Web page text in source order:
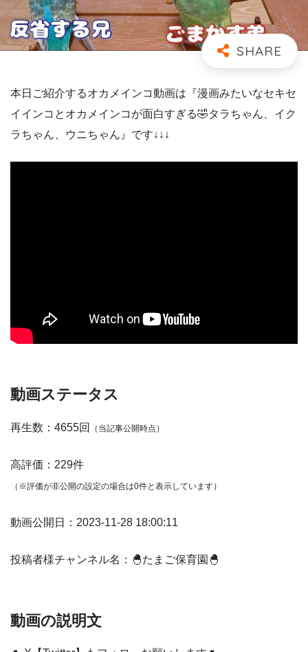
本日ご紹介するオカメインコ動画は『漫画みたいなセキセ
イインコとオカメインコが面白すぎる🤣タラちゃん、イク
ラちゃん、ウニちゃん』です↓↓↓
動画ステータス
再生数：4655回 （当記事公開時点）
高評価：229件
（※評価が非公開の設定の場合は0件と表示しています）
動画公開日：2023-11-28 18:00:11
投稿者様チャンネル名：🐣たまご保育園🐣
動画の説明文